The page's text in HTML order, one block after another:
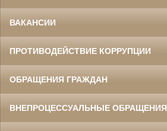
ВАКАНСИИ
ПРОТИВОДЕЙСТВИЕ КОРРУПЦИИ
ОБРАЩЕНИЯ ГРАЖДАН
ВНЕПРОЦЕССУАЛЬНЫЕ ОБРАЩЕНИЯ